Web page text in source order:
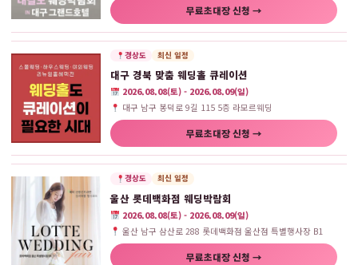
무료초대장 신청 →
경상도 최신 일정
대구 경북 맞춤 웨딩홀 큐레이션
2026.08.08(토) - 2026.08.09(일)
대구 남구 봉덕로 9길 115 5층 라모르웨딩
무료초대장 신청 →
경상도 최신 일정
울산 롯데백화점 웨딩박람회
2026.08.08(토) - 2026.08.09(일)
울산 남구 삼산로 288 롯데백화점 울산점 특별행사장 B1
무료초대장 신청 →